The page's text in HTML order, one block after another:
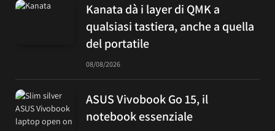
Kanata dà i layer di QMK a
qualsiasi tastiera, anche a quella
del portatile
08/08/2026
ASUS Vivobook Go 15, il
notebook essenziale